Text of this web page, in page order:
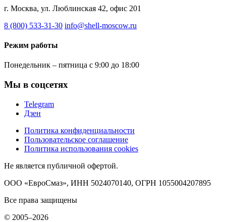
г. Москва, ул. Люблинская 42, офис 201
8 (800) 533-31-30 info@shell-moscow.ru
Режим работы
Понедельник – пятница с 9:00 до 18:00
Мы в соцсетях
Telegram
Дзен
Политика конфиденциальности
Пользовательское соглашение
Политика использования cookies
Не является публичной офертой.
ООО «ЕвроСмаз», ИНН 5024070140, ОГРН 1055004207895
Все права защищены
© 2005–2026